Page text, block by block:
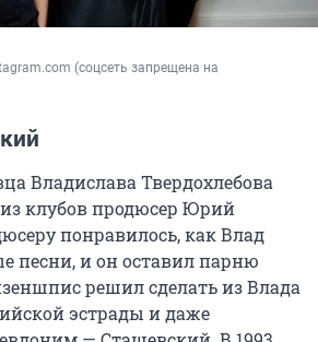
(соцсеть запрещена на
Владислава Твердохлебова
клубов продюсер Юрий
понравилось, как Влад
песни, и он оставил парню
решил сделать из Влада
эстрады и даже